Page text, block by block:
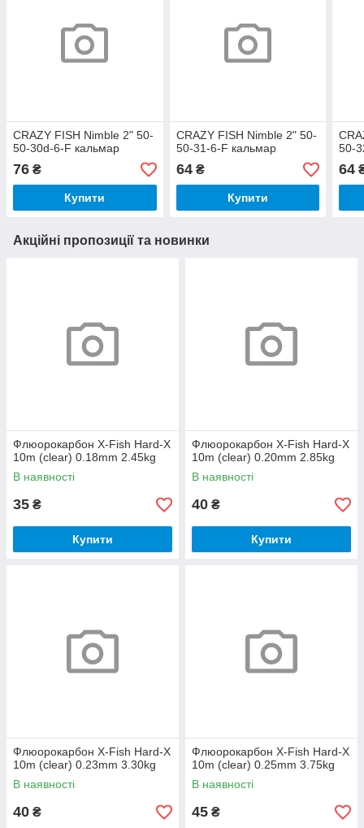
CRAZY FISH Nimble 2" 50-
50-30d-6-F кальмар
76 ₴
Купити
CRAZY FISH Nimble 2" 50-
50-31-6-F кальмар
64₴
Купити
50-
64
Акційні пропозиції та новинки
Флюорокарбон X-Fish Hard-X
10m (clear) 0.18mm 2.45kg
В наявності
35 ₴
Купити
Флюорокарбон X-Fish Hard-X
10m (clear) 0.20mm 2.85kg
В наявності
40 ₴
Купити
Флюорокарбон X-Fish Hard-X
10m (clear) 0.23mm 3.30kg
В наявності
40 ₴
Флюорокарбон X-Fish Hard-X
10m (clear) 0.25mm 3.75kg
В наявності
45 ₴